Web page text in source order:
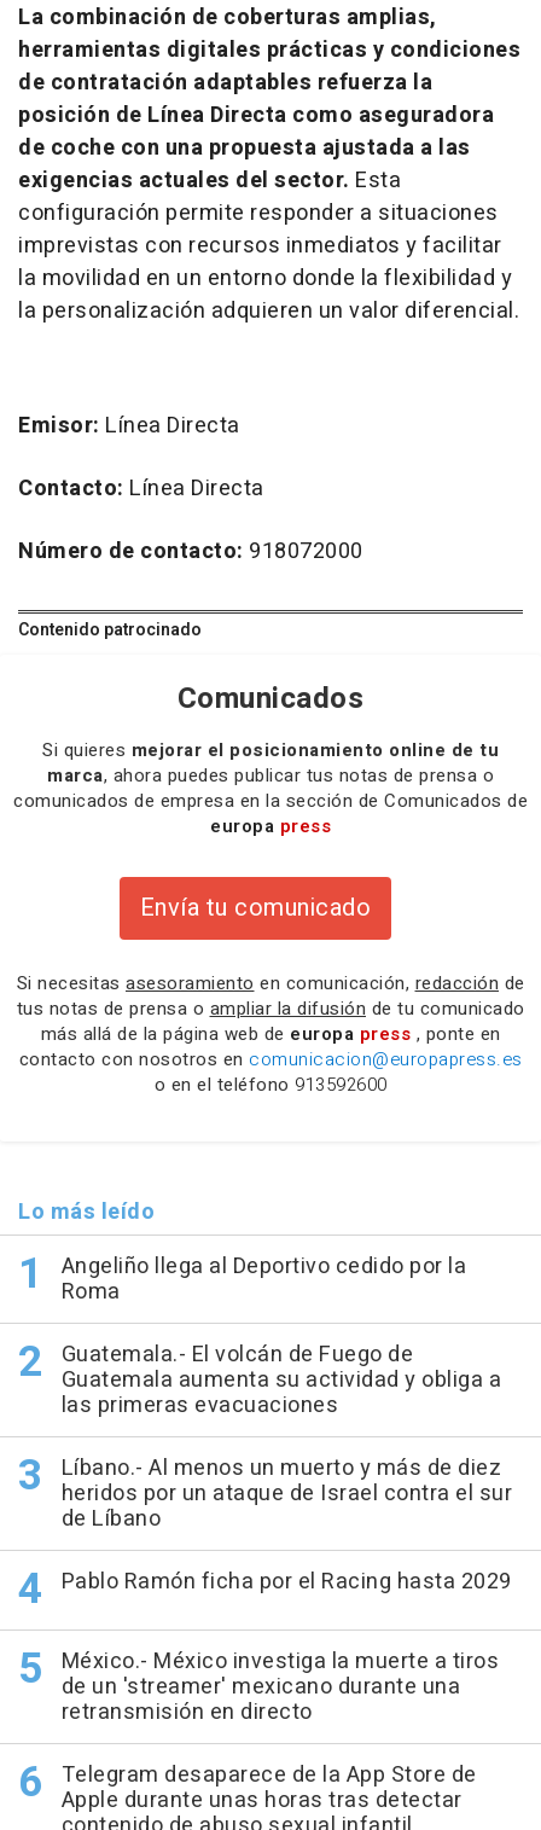
La combinación de coberturas amplias,
herramientas digitales prácticas y condiciones
de contratación adaptables refuerza la
posición de Línea Directa como aseguradora
de coche con una propuesta ajustada a las
exigencias actuales del sector. Esta
configuración permite responder a situaciones
imprevistas con recursos inmediatos y facilitar
la movilidad en un entorno donde la flexibilidad y
la personalización adquieren un valor diferencial.
Emisor: Línea Directa
Contacto: Línea Directa
Número de contacto: 918072000
Contenido patrocinado
Comunicados
Si quieres mejorar el posicionamiento online de tu
marca, ahora puedes publicar tus notas de prensa o
comunicados de empresa en la sección de Comunicados de
europa press
Envía tu comunicado
Si necesitas asesoramiento en comunicación, redacción de
tus notas de prensa o ampliar la difusión de tu comunicado
más allá de la página web de europa press , ponte en
contacto con nosotros en comunicacion@europapress.es
o en el teléfono 913592600
Lo más leído
Angeliño llega al Deportivo cedido por la
Roma
Guatemala.- El volcán de Fuego de
Guatemala aumenta su actividad y obliga a
las primeras evacuaciones
Líbano.- Al menos un muerto y más de diez
heridos por un ataque de Israel contra el sur
de Líbano
Pablo Ramón ficha por el Racing hasta 2029
México.- México investiga la muerte a tiros
de un 'streamer' mexicano durante una
retransmisión en directo
Telegram desaparece de la App Store de
Apple durante unas horas tras detectar